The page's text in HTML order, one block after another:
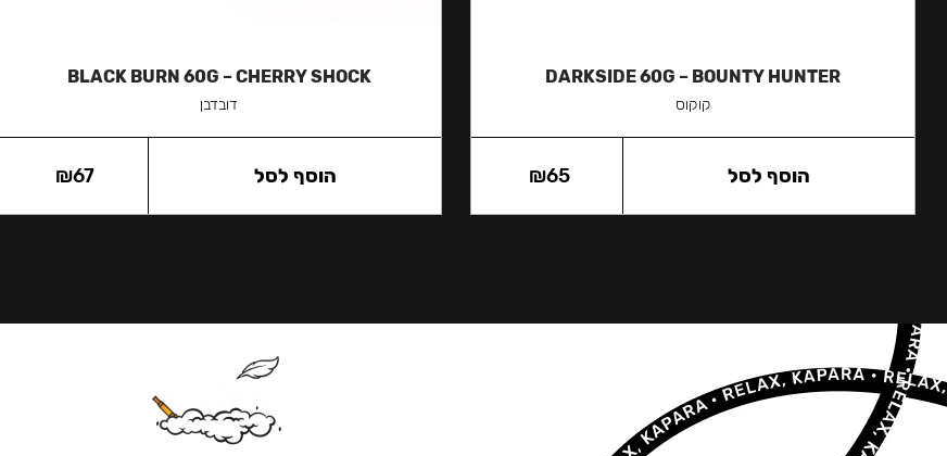
DARKSIDE 60G – BOUNTY HUNTER
קוקוס
₪65 הוסף לסל
BLACK BURN 60G – CHERRY SHOCK
דובדבן
₪67 הוסף לסל